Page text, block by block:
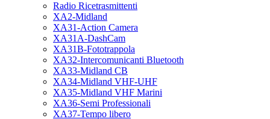
Radio Ricetrasmittenti
XA2-Midland
XA31-Action Camera
XA31A-DashCam
XA31B-Fototrappola
XA32-Intercomunicanti Bluetooth
XA33-Midland CB
XA34-Midland VHF-UHF
XA35-Midland VHF Marini
XA36-Semi Professionali
XA37-Tempo libero